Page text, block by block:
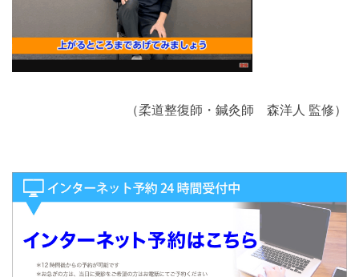
（柔道整復師・鍼灸師 森洋人 監修）